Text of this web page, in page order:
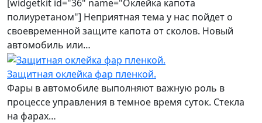
[widgetkit id="36" name="Оклейка капота
полиуретаном"] Неприятная тема у нас пойдет о
своевременной защите капота от сколов. Новый
автомобиль или…
Защитная оклейка фар пленкой.
Фары в автомобиле выполняют важную роль в
процессе управления в темное время суток. Стекла
на фарах…